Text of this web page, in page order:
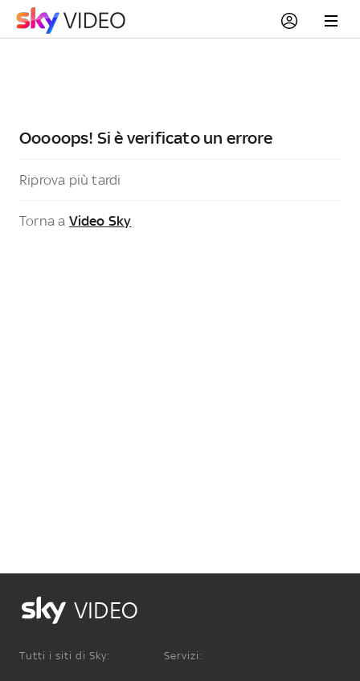
Ooooops! Si è verificato un errore
Riprova più tardi
Torna a Video Sky
VIDEO
Tutti i siti di Sky: Servizi: